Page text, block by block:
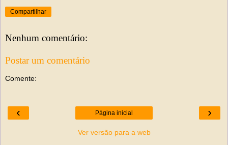
Compartilhar
Nenhum comentário:
Postar um comentário
Comente:
‹ ›
Página inicial
Ver versão para a web